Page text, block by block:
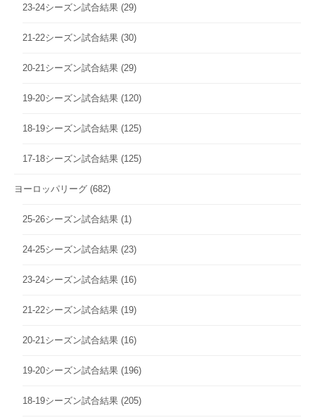
23-24シーズン試合結果 (29)
21-22シーズン試合結果 (30)
20-21シーズン試合結果 (29)
19-20シーズン試合結果 (120)
18-19シーズン試合結果 (125)
17-18シーズン試合結果 (125)
ヨーロッパリーグ (682)
25-26シーズン試合結果 (1)
24-25シーズン試合結果 (23)
23-24シーズン試合結果 (16)
21-22シーズン試合結果 (19)
20-21シーズン試合結果 (16)
19-20シーズン試合結果 (196)
18-19シーズン試合結果 (205)